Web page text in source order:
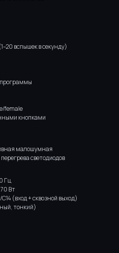
вспышек в секунду)
female
кнопками
малошумная
светодиодов
Гц
70 Вт
C14 (вход + сквозной выход)
тонкий)